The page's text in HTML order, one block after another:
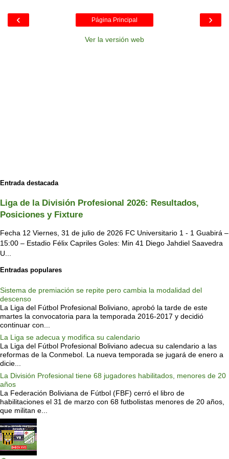
‹ ›
Página Principal
Ver la versión web
Entrada destacada
Liga de la División Profesional 2026: Resultados,
Posiciones y Fixture
Fecha 12 Viernes, 31 de julio de 2026 FC Universitario 1 - 1 Guabirá –
15:00 – Estadio Félix Capriles Goles: Min 41 Diego Jahdiel Saavedra
U...
Entradas populares
Sistema de premiación se repite pero cambia la modalidad del
descenso
La Liga del Fútbol Profesional Boliviano, aprobó la tarde de este
martes la convocatoria para la temporada 2016-2017 y decidió
continuar con...
La Liga se adecua y modifica su calendario
La Liga del Fútbol Profesional Boliviano adecua su calendario a las
reformas de la Conmebol. La nueva temporada se jugará de enero a
dicie...
La División Profesional tiene 68 jugadores habilitados, menores de 20
años
La Federación Boliviana de Fútbol (FBF) cerró el libro de
habilitaciones el 31 de marzo con 68 futbolistas menores de 20 años,
que militan e...